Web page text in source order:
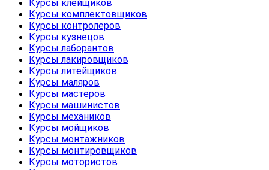
Курсы клейщиков
Курсы комплектовщиков
Курсы контролеров
Курсы кузнецов
Курсы лаборантов
Курсы лакировщиков
Курсы литейщиков
Курсы маляров
Курсы мастеров
Курсы машинистов
Курсы механиков
Курсы мойщиков
Курсы монтажников
Курсы монтировщиков
Курсы мотористов